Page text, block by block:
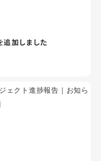
加しました